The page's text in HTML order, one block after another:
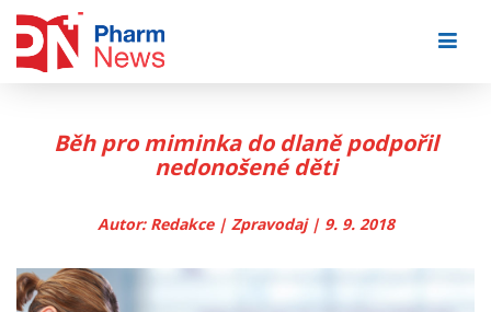
Běh pro miminka do dlaně podpořil
nedonošené děti
Autor: Redakce | Zpravodaj | 9. 9. 2018